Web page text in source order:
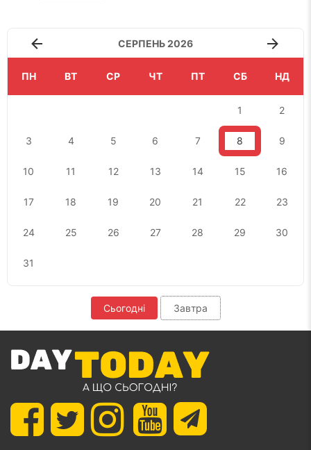
СЕРПЕНЬ 2026
ПН ВТ СР ЧТ ПТ СБ НД
1 2
3 4 5 6 7 8 9
10 11 12 13 14 15 16
17 18 19 20 21 22 23
24 25 26 27 28 29 30
31
Сьогодні Завтра